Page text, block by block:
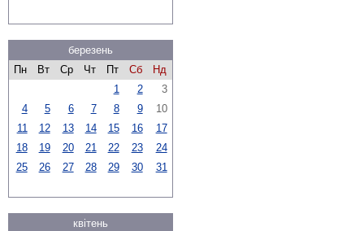
березень
Пн
Вт Ср Чт Пт Сб
Нд
1
2
3
4
5 6 7 8 9
10
11
12 13 14 15 16
17
18
19 20 21 22 23
24
25
26 27 28 29 30 31
квітень